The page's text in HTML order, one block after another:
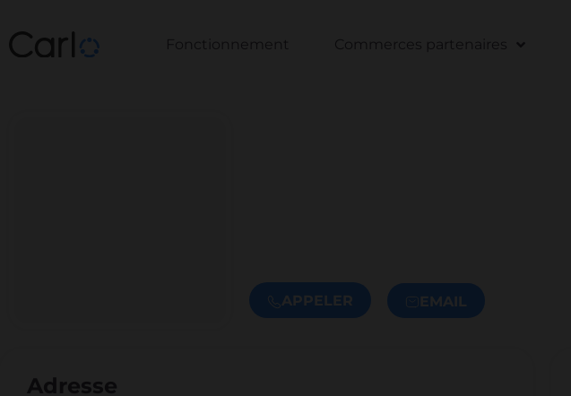
Fonctionnement Commerces partenaires
APPELER EMAIL
Adresse